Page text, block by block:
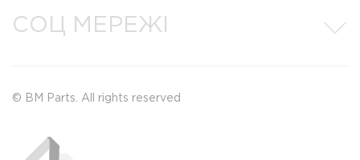
© BM Parts. All rights reserved
СОЦ МЕРЕЖІ